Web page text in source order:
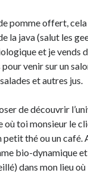
pomme offert,
la java (salut les
et je vends
venir sur un
et autres jus.
de découvrir
toi monsieur le
thé ou un café.
bio-dynamique
dans mon lieu